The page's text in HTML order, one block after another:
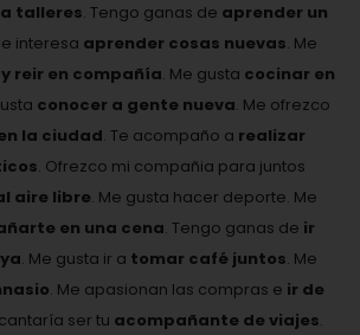
talleres. Tengo ganas de aprender un
interesa aprender cosas nuevas. Me
reir en compañía. Me gusta cocinar en
conocer a gente nueva. Me ofrezco
la ciudad. Te acompaño a realizar
. Ofrezco mi compañia para juntos
aire libre. Me gusta hacer deporte. Me
en una cena. Tengo ganas de ir
. Me gusta ir a tomar café juntos. Me
. Me apasionan las compras e ir de
ser tu acompañante de viajes.